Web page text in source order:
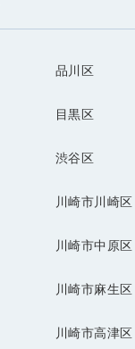
品川区
目黒区
渋谷区
川崎市川崎区
川崎市中原区
川崎市麻生区
川崎市高津区